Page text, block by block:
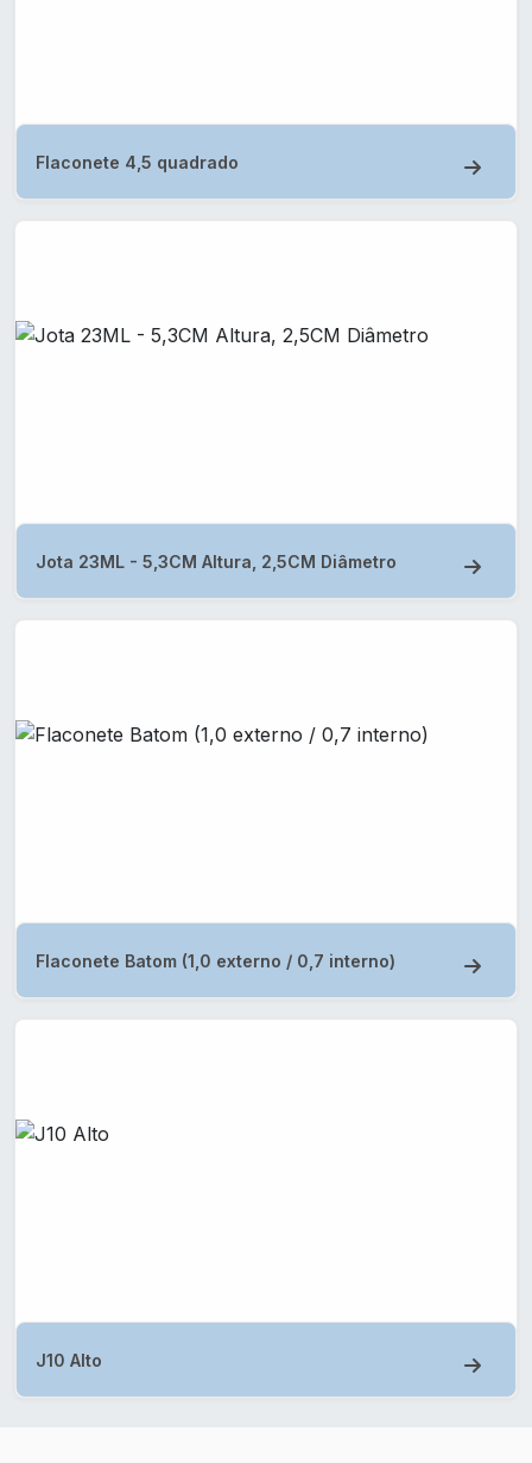
Flaconete 4,5 quadrado
Jota 23ML - 5,3CM Altura, 2,5CM Diâmetro
Flaconete Batom (1,0 externo / 0,7 interno)
J10 Alto